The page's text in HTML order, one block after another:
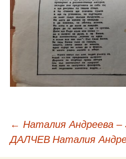
Навигация
← Наталия Андреева
ДАЛЧЕВ Наталия